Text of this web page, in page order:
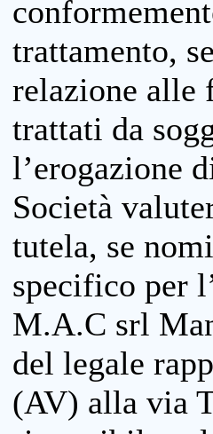
trattamento,
relazione alle
trattati da
l’erogazione
Società
tutela, se
specifico per
M.A.C srl
del legale
(AV) alla via